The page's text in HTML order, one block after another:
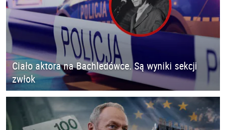
Ciało aktora na Bachledówce. Są wyniki sekcji
zwłok